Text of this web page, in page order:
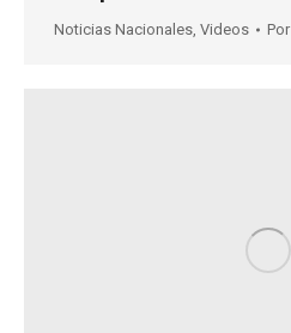
Noticias Nacionales, Videos Por